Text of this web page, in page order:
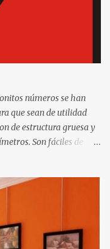
números se han
que sean de utilidad
de estructura gruesa y
Son fáciles de
de los niños, entre